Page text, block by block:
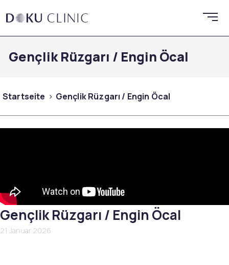
Gençlik Rüzgarı / Engin Öcal
Startseite Gençlik Rüzgarı / Engin Öcal
Gençlik Rüzgarı / Engin Öcal
21 Januar 2026